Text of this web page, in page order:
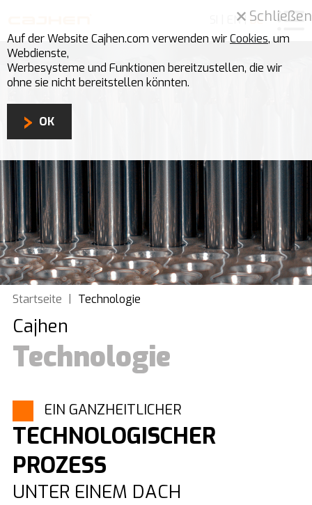
EN| DE
Startseite Technologie
Cajhen
Technologie
EIN GANZHEITLICHER
TECHNOLOGISCHER
PROZESS
UNTER EINEM DACH
Schließen
Auf der Website Cajhen.com verwenden wirCookies, um
Webdienste,
Werbesysteme und Funktionen bereitzustellen, die wir
ohne sie nicht bereitstellen könnten.
OK